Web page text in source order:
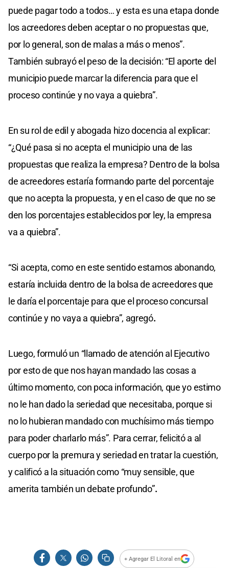
puede pagar todo a todos… y esta es una etapa donde
los acreedores deben aceptar o no propuestas que,
por lo general, son de malas a más o menos”.
También subrayó el peso de la decisión: “El aporte del
municipio puede marcar la diferencia para que el
proceso continúe y no vaya a quiebra”.
En su rol de edil y abogada hizo docencia al explicar:
“¿Qué pasa si no acepta el municipio una de las
propuestas que realiza la empresa? Dentro de la bolsa
de acreedores estaría formando parte del porcentaje
que no acepta la propuesta, y en el caso de que no se
den los porcentajes establecidos por ley, la empresa
va a quiebra”.
“Si acepta, como en este sentido estamos abonando,
estaría incluida dentro de la bolsa de acreedores que
le daría el porcentaje para que el proceso concursal
continúe y no vaya a quiebra”, agregó.
Luego, formuló un “llamado de atención al Ejecutivo
por esto de que nos hayan mandado las cosas a
último momento, con poca información, que yo estimo
no le han dado la seriedad que necesitaba, porque si
no lo hubieran mandado con muchísimo más tiempo
para poder charlarlo más”. Para cerrar, felicitó a al
cuerpo por la premura y seriedad en tratar la cuestión,
y calificó a la situación como “muy sensible, que
amerita también un debate profundo”.
+ Agregar El Litoral en